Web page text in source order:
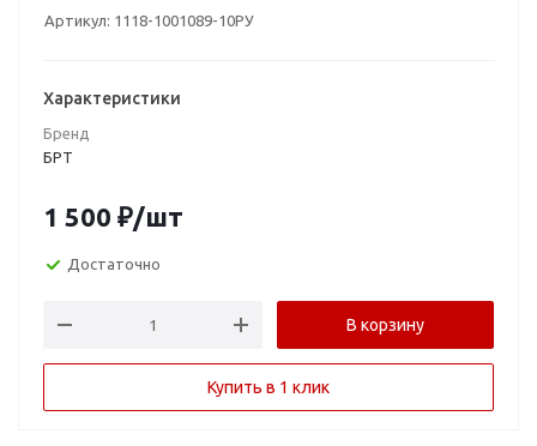
Артикул: 1118-1001089-10РУ
Характеристики
Бренд
БРТ
1 500 ₽/шт
Достаточно
В корзину
Купить в 1 клик